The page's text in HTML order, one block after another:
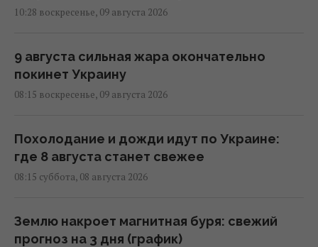
10:28 воскресенье, 09 августа 2026
9 августа сильная жара окончательно
покинет Украину
08:15 воскресенье, 09 августа 2026
Похолодание и дожди идут по Украине:
где 8 августа станет свежее
08:15 суббота, 08 августа 2026
Землю накроет магнитная буря: свежий
прогноз на 3 дня (график)